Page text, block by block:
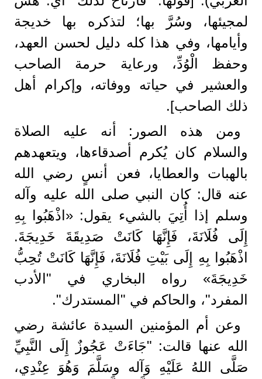
لمجيئها، وسُرَّ بها؛ لتذكره بها خديجة
وأيامها، وفي هذا كله دليل لحسن العهد،
وحفظ الْوُدِّ، ورعاية حرمة الصاحب
والعشير في حياته ووفاته، وإكرام أهل
ذلك الصاحب].
ومن هذه الصور: أنه عليه الصلاة
والسلام كان يُكرم أصدقاءها، ويتعهدهم
بالهبات والعطايا، فعن أنسٍ رضي الله
عنه قال: كان النبي صلى الله عليه وآله
وسلم إذا أُتِيَ بالشيء يقول: «اذْهَبُوا بِهِ
إِلَى فُلَانَةَ، فَإِنَّهَا كَانَتْ صَدِيقَةَ خَدِيجَةَ.
اذْهَبُوا بِهِ إِلَى بَيْتِ فُلَانَةَ، فَإِنَّهَا كَانَتْ تُحِبُّ
خَدِيجَةَ» رواه البخاري في "الأدب
المفرد"، والحاكم في "المستدرك".
وعن أم المؤمنين السيدة عائشة رضي
الله عنها قالت: "جَاءَتْ عَجُوزٌ إِلَى النَّبِيِّ
صَلَّى اللهُ عَلَيْهِ وَآله وسَلَّمَ وَهُوَ عِنْدِي،